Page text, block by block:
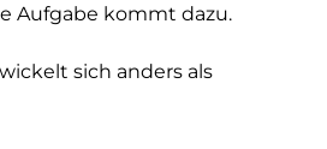
Aufgabe kommt dazu.
sich anders als